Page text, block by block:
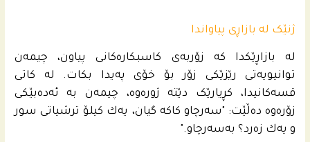
ژنێک لە بازاڕی پیاواندا
لە بازاڕێکدا کە زۆربەی کاسبکارەکانی پیاون، چیمەن
توانیویەتی رێزێکی زۆر بۆ خۆی پەیدا بکات. لە کاتی
قسەکانیدا، کڕیارێک دێتە ژورەوە، چیمەن بە ئەدەبێکی
زۆرەوە دەڵێت: "سەرچاو کاکە گیان، یه‌ك كیلۆ ترشیاتى سور
و یه‌ك زه‌رد؟ به‌سه‌رچاو."